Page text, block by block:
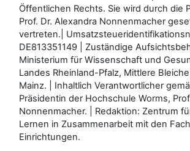
Öffentlichen Rechts. Sie wird durch die
Prof. Dr. Alexandra Nonnenmacher
vertreten.|
DE813351149 | Zuständige
Ministerium für Wissenschaft und
Landes Rheinland-Pfalz, Mittlere
Mainz. | Inhaltlich Verantwortlicher
Präsidentin der Hochschule Worms,
Nonnenmacher. | Redaktion: Zentrum
Lernen in Zusammenarbeit mit den
Einrichtungen.